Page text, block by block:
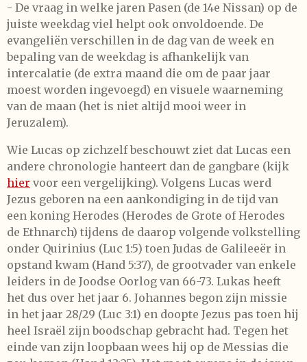
- De vraag in welke jaren Pasen (de 14e Nissan) op de
juiste weekdag viel helpt ook onvoldoende. De
evangeliën verschillen in de dag van de week en
bepaling van de weekdag is afhankelijk van
intercalatie (de extra maand die om de paar jaar
moest worden ingevoegd) en visuele waarneming
van de maan (het is niet altijd mooi weer in
Jeruzalem).
Wie Lucas op zichzelf beschouwt ziet dat Lucas een
andere chronologie hanteert dan de gangbare (kijk
hier voor een vergelijking). Volgens Lucas werd
Jezus geboren na een aankondiging in de tijd van
een koning Herodes (Herodes de Grote of Herodes
de Ethnarch) tijdens de daarop volgende volkstelling
onder Quirinius (Luc 1:5) toen Judas de Galileeër in
opstand kwam (Hand 5:37), de grootvader van enkele
leiders in de Joodse Oorlog van 66-73. Lukas heeft
het dus over het jaar 6. Johannes begon zijn missie
in het jaar 28/29 (Luc 3:1) en doopte Jezus pas toen hij
heel Israël zijn boodschap gebracht had. Tegen het
einde van zijn loopbaan wees hij op de Messias die